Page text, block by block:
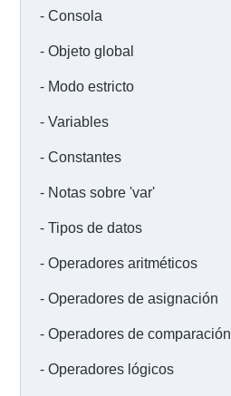
Consola
Objeto global
Modo estricto
Variables
Constantes
Notas sobre 'var'
Tipos de datos
Operadores aritméticos
Operadores de asignación
Operadores de comparación
Operadores lógicos